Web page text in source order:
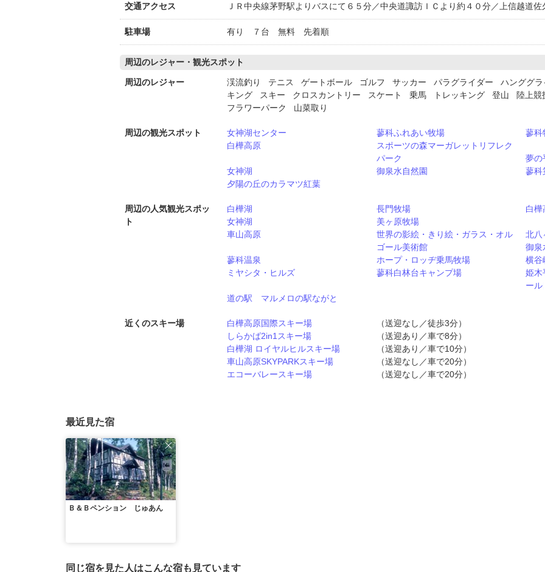
交通アクセス ＪＲ中央線茅野駅よりバスにて６５分／中央道諏訪ＩＣより約４０分／上信越道
駐車場 有り ７台 無料 先着順
周辺のレジャー・観光スポット
周辺のレジャー
渓流釣り テニス ゲートボール ゴルフ サッカー パラグライダー ハンググ
キング スキー クロスカントリー スケート 乗馬 トレッキング 登山 陸上
フラワーパーク 山菜取り
周辺の観光スポット 女神湖センター 蓼科ふれあい牧場
蓼科
白樺高原
スポーツの森マーガレットリフレク
パーク
夢の
女神湖
御泉水自然園
蓼科
夕陽の丘のカラマツ紅葉
周辺の人気観光スポッ
ト
白樺湖 長門牧場
白樺
女神湖
美ヶ原牧場
車山高原
世界の影絵・きり絵・ガラス・オル
ゴール美術館
北八
御泉
蓼科温泉
ホープ・ロッヂ乗馬牧場
横谷
ミヤシタ・ヒルズ
蓼科白林台キャンプ場
姫木
ール
道の駅 マルメロの駅ながと
近くのスキー場 白樺高原国際スキー場
（送迎なし／徒歩3分）
しらかば2in1スキー場
（送迎あり／車で8分）
白樺湖 ロイヤルヒルスキー場
（送迎あり／車で10分）
車山高原SKYPARKスキー場
（送迎なし／車で20分）
エコーバレースキー場
（送迎なし／車で20分）
最近見た宿
Ｂ＆Ｂペンション じゅあん
同じ宿を見た人はこんな宿も見ています